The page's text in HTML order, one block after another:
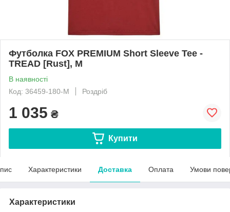
Футболка FOX PREMIUM Short Sleeve Tee -
TREAD [Rust], M
В наявності
Код: 36459-180-M
Роздріб
1 035 ₴
Купити
Характеристики Доставка Оплата Умови
Характеристики